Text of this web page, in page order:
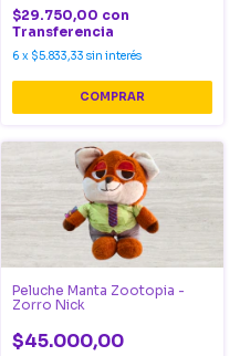
$29.750,00 con
Transferencia
6 x $5.833,33 sin interés
Peluche Manta Zootopia -
Zorro Nick
$45.000,00